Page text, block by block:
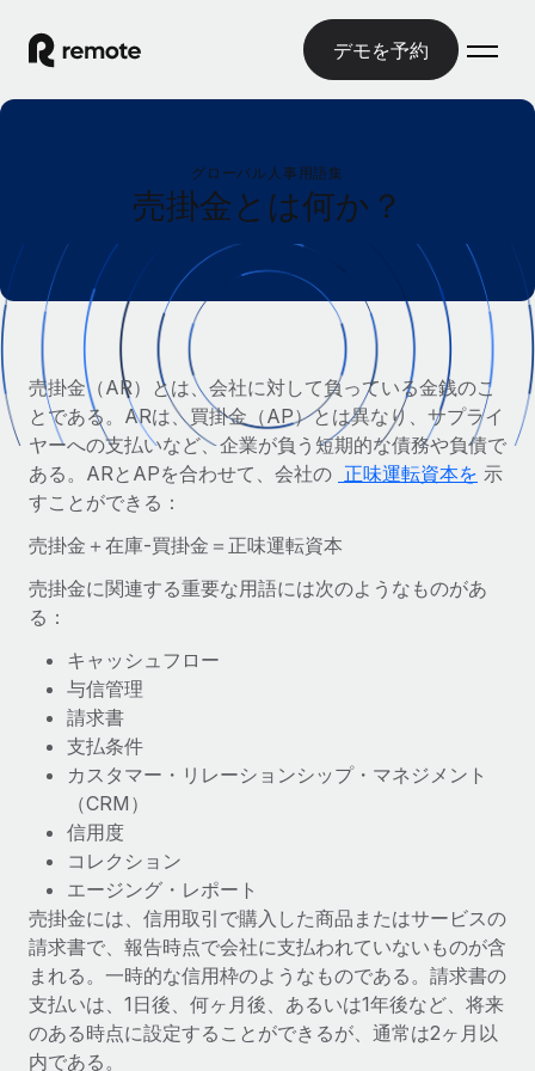
デモを予約
グローバル雇用
グローバル給与処理
コンプライアンス対応の給与処理を手軽に
Employer of Record（EOR）
グローバル展開をコストをかけずに実現
Contractor of Record
世界中の契約社員と法令を遵守して契約
契約社員管理
世界中の契約社員をオンボーディングし、管理
PEO
インフラ
Remote統合
人事機能をワークフローにシームレスに統合する
プラットフォーム
チームのための人事の基本機能を内蔵
接続 新しい
当社のMCPを使用して、あらゆるAIツールをRemoteに接続
統合
基本的なビジネスツールを活用して業務プロセスを効率化す
る
各国の制度に対応
国別ガイド
/国別のグローバル雇用支援を検索する
米国州エクスプローラー
米国の各州において採用プロセスを簡素化する
Remoteを他社と比較
成長の段階
成長中の企業向けのアジャイルなグローバルHR・給与処理ソ
リューション
ミッドマーケット
カスタマイズされた人事ソリューションでチームを拡大する
企業
大企業向けのグローバルHR
パートナーに登録
戦略的テクノロジーパートナー
グローバルな人事機能を柔軟に自社プラットフォームへ統合
パートナーとして登録
リソース
ツールと計算ツール
誤分類リスク判定ツール
国別に従業員の誤分類リスクを確認する
従業員コスト計算ツール
各国の総従業員コストを計算する
契約社員の報酬計算ツール
グローバルな契約社員向けに、通貨オプションと支払スピー
REMOTEで学習
リサーチおよびガイド
活用事例
HR用語集
チェックリストおよびテンプレート
職務内容ライブラリ
ウェビナー
イベント
日本語
Nederlands
Deutsch
Español
Italiano
Português (Portugal)
日本語
한국어
中文（简体）
ログイン
グローバル人事用語集
売掛金とは何か？
売掛金（AR）とは、会社に対して負っている金銭のこ
とである。ARは、買掛金（AP）とは異なり、サプライ
ヤーへの支払いなど、企業が負う短期的な債務や負債で
ある。ARとAPを合わせて、会社の 正味運転資本を 示
すことができる：
売掛金＋在庫-買掛金＝正味運転資本
売掛金に関連する重要な用語には次のようなものがあ
る：
キャッシュフロー
与信管理
請求書
支払条件
カスタマー・リレーションシップ・マネジメント
（CRM）
信用度
コレクション
エージング・レポート
売掛金には、信用取引で購入した商品またはサービスの
請求書で、報告時点で会社に支払われていないものが含
まれる。一時的な信用枠のようなものである。請求書の
支払いは、1日後、何ヶ月後、あるいは1年後など、将来
のある時点に設定することができるが、通常は2ヶ月以
内である。